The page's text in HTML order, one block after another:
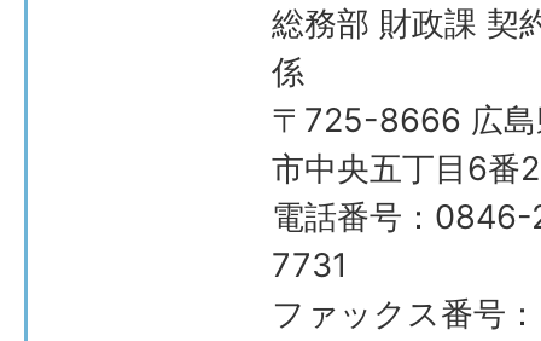
総務部 財政課 契
係
〒725-8666 広島
市中央五丁目6番
電話番号：
7731
ファックス番号：